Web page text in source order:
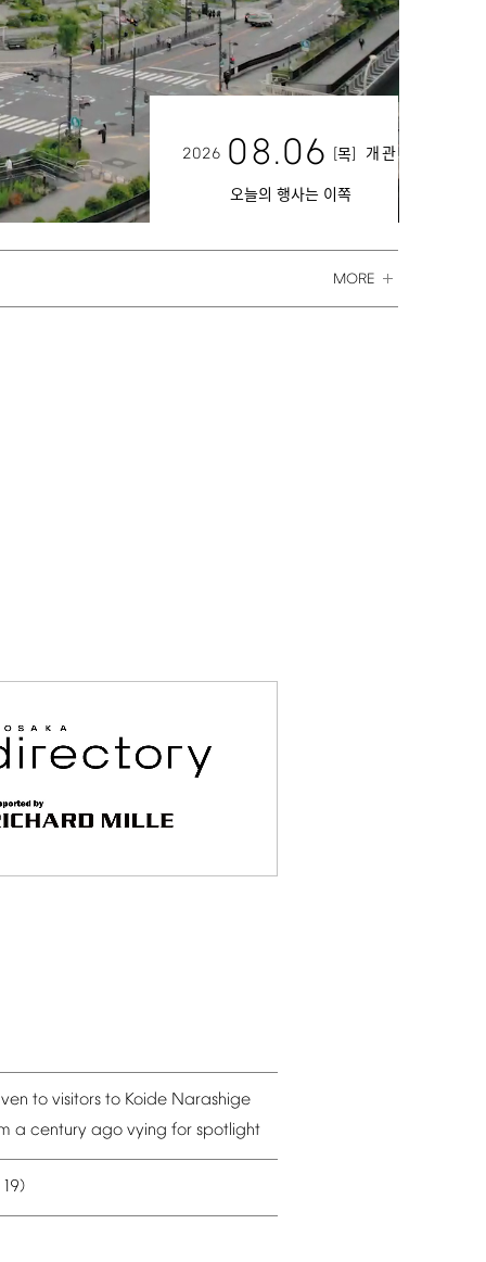
2026 08.06 [목] 개관
오늘의 행사는 이쪽
MORE
to visitors to Koide Narashige
a century ago vying for spotlight
19)